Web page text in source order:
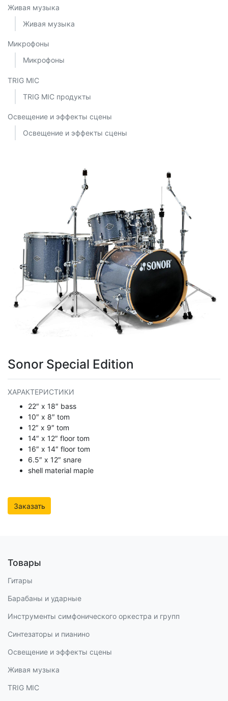
Живая музыка
Живая музыка
Микрофоны
Микрофоны
TRIG MIC
TRIG MIC продукты
Освещение и эффекты сцены
Освещение и эффекты сцены
Sonor Special Edition
ХАРАКТЕРИСТИКИ
22″ x 18″ bass
10″ x 8″ tom
12″ x 9″ tom
14″ x 12″ floor tom
16″ x 14″ floor tom
6.5″ x 12″ snare
shell material maple
Заказать
Товары
Гитары
Барабаны и ударные
Инструменты симфонического оркестра и групп
Синтезаторы и пианино
Освещение и эффекты сцены
Живая музыка
TRIG MIC